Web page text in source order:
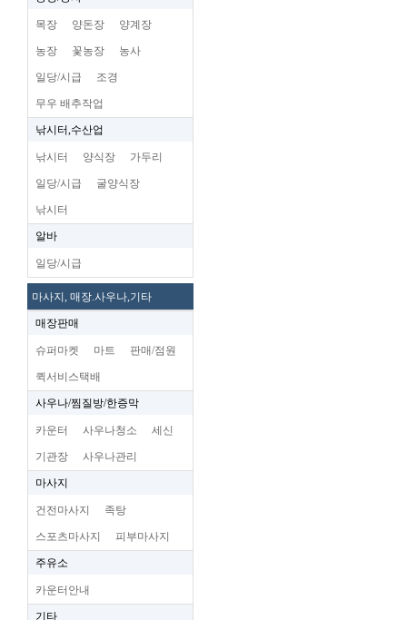
목장 양돈장 양계장
농장 꽃농장 농사
일당/시급 조경
무우 배추작업
낚시터,수산업
낚시터 양식장 가두리
일당/시급 굴양식장
낚시터
알바
일당/시급
마사지, 매장.사우나,기타
매장판매
슈퍼마켓 마트 판매/점원
퀵서비스택배
사우나/찜질방/한증막
카운터 사우나청소 세신
기관장 사우나관리
마사지
건전마사지 족탕
스포츠마사지 피부마사지
주유소
카운터안내
기타